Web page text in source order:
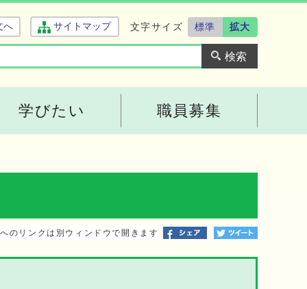
へ サイトマップ 文字サイズ 標準 拡大
学びたい 職員募集
のリンクは別ウィンドウで開きます